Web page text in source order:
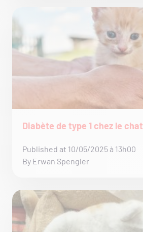
Diabète de type 1 chez le chat
Published at 10/05/2025 à 13h00
By Erwan Spengler